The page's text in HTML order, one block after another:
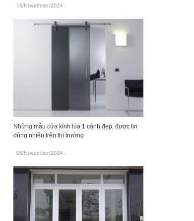
16/November/2024.
Những mẫu cửa kính lùa 1 cánh đẹp, được tin
dùng nhiều trên thị trường
08/November/2024.